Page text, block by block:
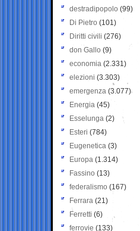
destradipopolo (99)
Di Pietro (101)
Diritti civili (276)
don Gallo (9)
economia (2.331)
elezioni (3.303)
emergenza (3.077)
Energia (45)
Esselunga (2)
Esteri (784)
Eugenetica (3)
Europa (1.314)
Fassino (13)
federalismo (167)
Ferrara (21)
Ferretti (6)
ferrovie (133)